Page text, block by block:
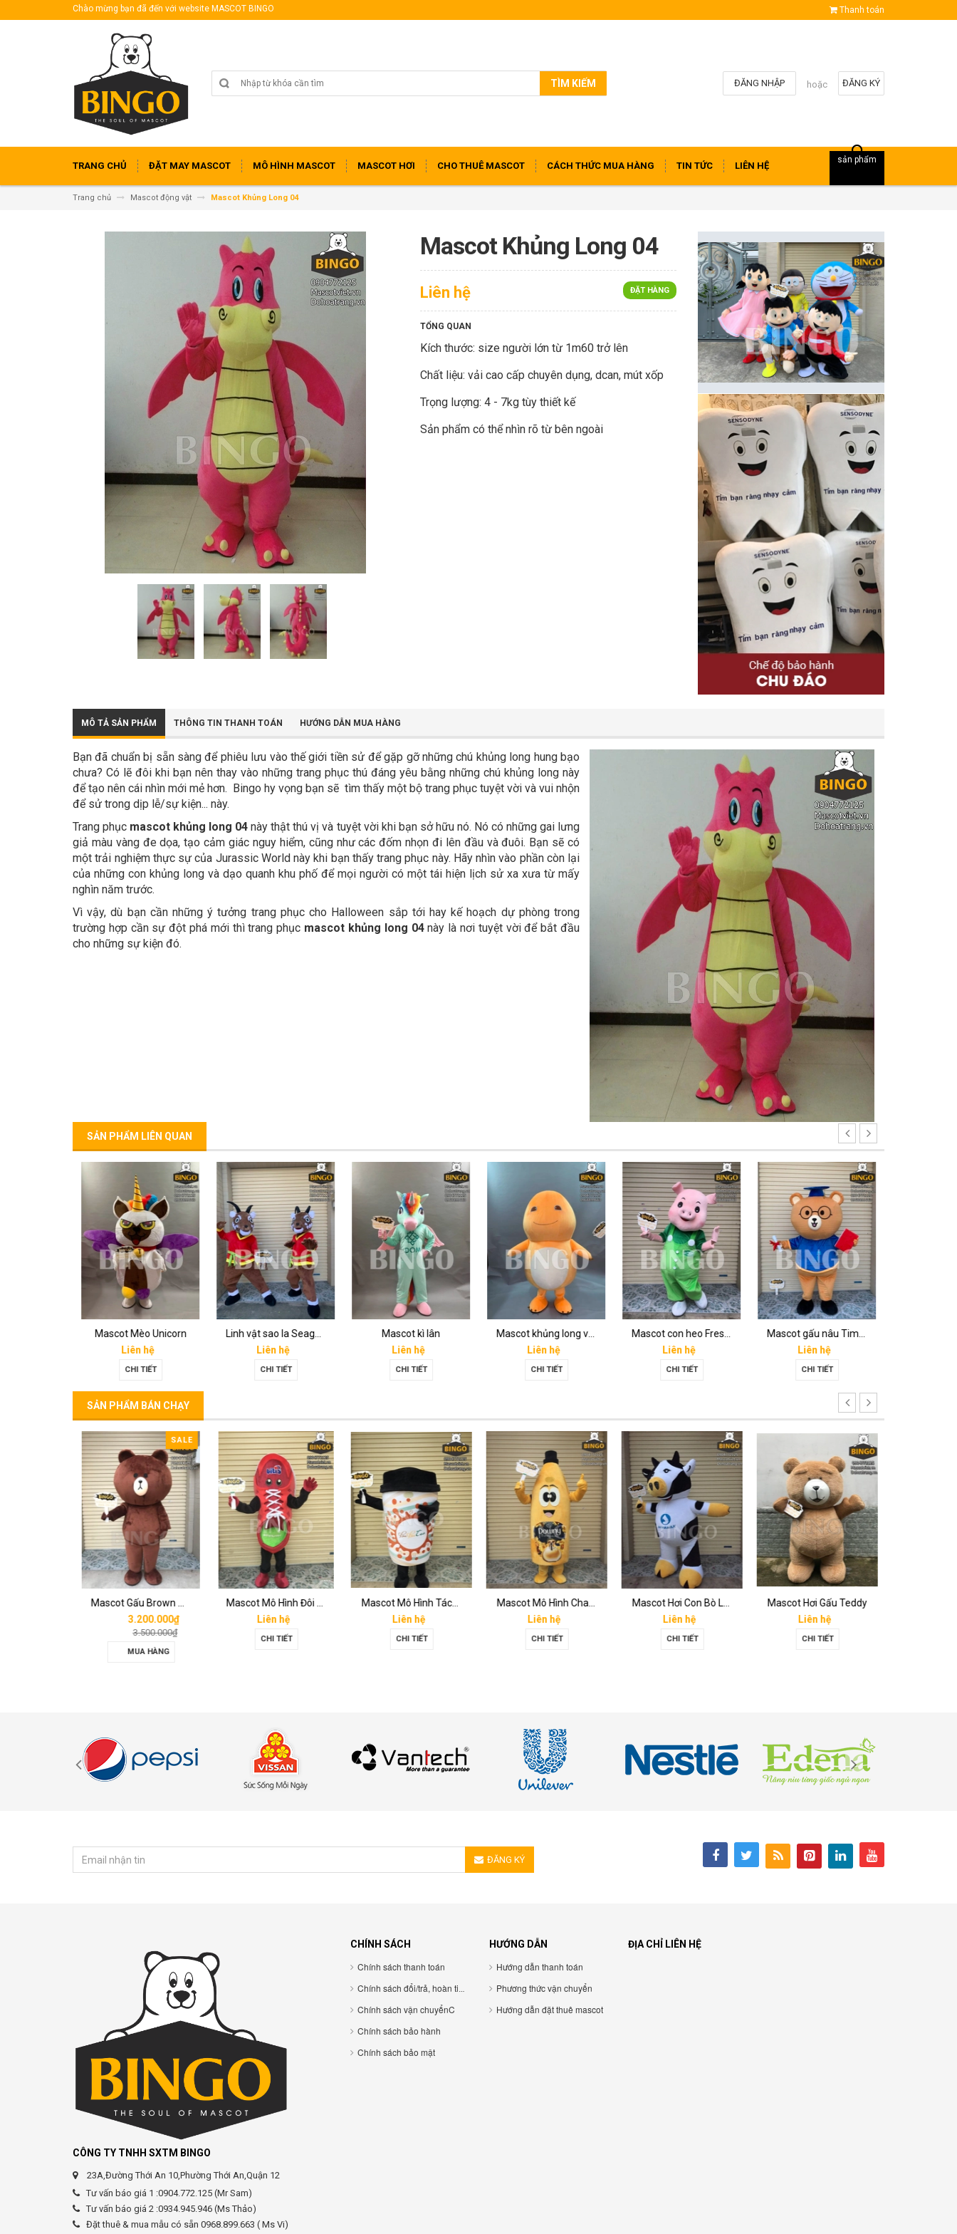
Chào mừng bạn đã đến với website MASCOT BINGO Thanh toán
TÌM KIẾM ĐĂNG KÝ
hoặc
ĐĂNG NHẬP
TRANG CHỦ ĐẶT MAY MASCOT MÔ HÌNH MASCOT MASCOT HƠI CHO THUÊ MASCOT CÁCH THỨC MUA HÀNG TIN TỨC LIÊN HỆ
sản phẩm
Trang chủ Mascot động vật Mascot Khủng Long 04
Mascot Khủng Long 04
ĐẶT HÀNG
Liên hệ
TỔNG QUAN
Kích thước: size người lớn từ 1m60 trở lên
Chất liệu: vải cao cấp chuyên dụng, dcan, mút xốp
Trọng lượng: 4 - 7kg tùy thiết kế
Sản phẩm có thể nhìn rõ từ bên ngoài
MÔ TẢ SẢN PHẨM THÔNG TIN THANH TOÁN HƯỚNG DẪN MUA HÀNG
Bạn đã chuẩn bị sẵn sàng để phiêu lưu vào thế giới tiền sử để gặp gỡ những chú khủng long hung bạo
chưa? Có lẽ đôi khi bạn nên thay vào những trang phục thú đáng yêu bằng những chú khủng long này
để tạo nên cái nhìn mới mẻ hơn. Bingo hy vọng bạn sẽ tìm thấy một bộ trang phục tuyệt vời và vui nhộn
để sử trong dịp lễ/sự kiện... này.
Trang phục mascot khủng long 04 này thật thú vị và tuyệt vời khi bạn sở hữu nó. Nó có những gai lưng
giả màu vàng đe dọa, tạo cảm giác nguy hiểm, cũng như các đốm nhọn đi lên đầu và đuôi. Bạn sẽ có
một trải nghiệm thực sự của Jurassic World này khi bạn thấy trang phục này. Hãy nhìn vào phần còn lại
của những con khủng long và dạo quanh khu phố để mọi người có một tái hiện lịch sử xa xưa từ mấy
nghìn năm trước.
Vì vậy, dù bạn cần những ý tưởng trang phục cho Halloween sắp tới hay kế hoạch dự phòng trong
trường hợp cần sự đột phá mới thì trang phục mascot khủng long 04này là nơi tuyệt vời để bắt đầu
cho những sự kiện đó.
SẢN PHẨM LIÊN QUAN
Mascot Mèo Unicorn
Liên hệ
CHI TIẾT
Liên hệ
CHI TIẾT
Mascot kì lân
Liên hệ
CHI TIẾT
Liên hệ
CHI TIẾT
Liên hệ
CHI TIẾT
Liên hệ
CHI TIẾT
SẢN PHẨM BÁN CHẠY
SALE
3.200.000₫
3.500.000₫
MUA HÀNG
Liên hệ
CHI TIẾT
Mascot Mô Hình Tách Cafe
Liên hệ
CHI TIẾT
Liên hệ
CHI TIẾT
Liên hệ
CHI TIẾT
Mascot Hơi Gấu Teddy
Liên hệ
CHI TIẾT
ĐĂNG KÝ
CÔNG TY TNHH SXTM BINGO
23A,Đường Thới An 10,Phường Thới An,Quận 12
Tư vấn báo giá 1 :0904.772.125 (Mr Sam)
Tư vấn báo giá 2 :0934.945.946 (Ms Thảo)
Đặt thuê & mua mẫu có sẵn 0968.899.663 ( Ms Vi)
CHÍNH SÁCH
Chính sách thanh toán
Chính sách đổi/trả, hoàn tiền
Chính sách vận chuyểnC
Chính sách bảo hành
Chính sách bảo mật
HƯỚNG DẪN
Hướng dẫn thanh toán
Phương thức vận chuyển
Hướng dẫn đặt thuê mascot
ĐỊA CHỈ LIÊN HỆ